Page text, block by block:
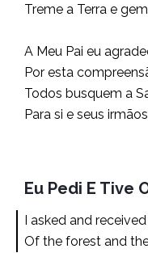
Treme a Terra e
A Meu Pai eu
Por esta
Todos busquem a
Para si e seus irmãos
Eu Pedi E Tive
I asked and
Of the forest and